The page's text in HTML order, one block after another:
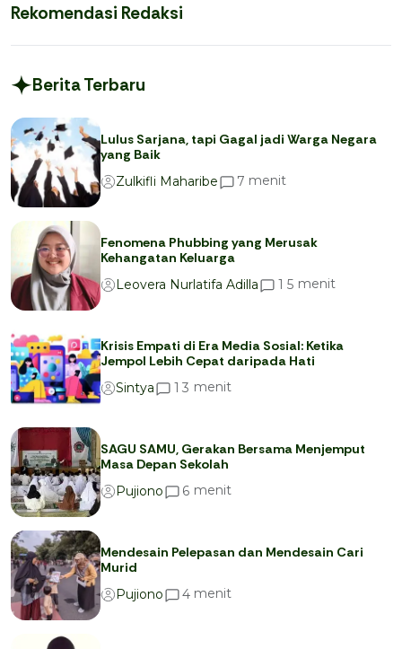
Rekomendasi Redaksi
Berita Terbaru
Lulus Sarjana, tapi Gagal jadi Warga Negara
yang Baik
Zulkifli Maharibe
7 menit
Fenomena Phubbing yang Merusak
Kehangatan Keluarga
Leovera Nurlatifa Adilla
1 5 menit
Krisis Empati di Era Media Sosial: Ketika
Jempol Lebih Cepat daripada Hati
Sintya
1 3 menit
SAGU SAMU, Gerakan Bersama Menjemput
Masa Depan Sekolah
Pujiono
6 menit
Mendesain Pelepasan dan Mendesain Cari
Murid
Pujiono
4 menit